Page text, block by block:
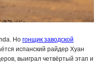
Но гонщик заводской
испанский райдер Хуан
выиграл четвёртый этап и